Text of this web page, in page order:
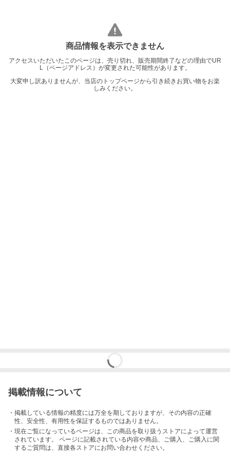
商品情報を表示できません
アクセスいただいたこのページは、売り切れ、販売期間終了などの理由でUR
L（ページアドレス）が変更された可能性があります。
大変申し訳ありませんが、当店のトップページから引き続きお買い物をお楽
しみください。
掲載情報について
・掲載している情報の精度には万全を期しておりますが、その内容の正確
性、安全性、有用性を保証するものではありません。
・現在ご覧になっているページは、この商品を取り扱うストアによって運営
されています。 ページに記載されている内容や商品、ご購入 、ご購入に関
するご質問は、直接各ストアにお問い合わせください。